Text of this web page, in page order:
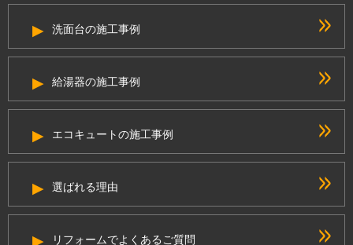
洗面台の施工事例
給湯器の施工事例
エコキュートの施工事例
選ばれる理由
リフォームでよくあるご質問